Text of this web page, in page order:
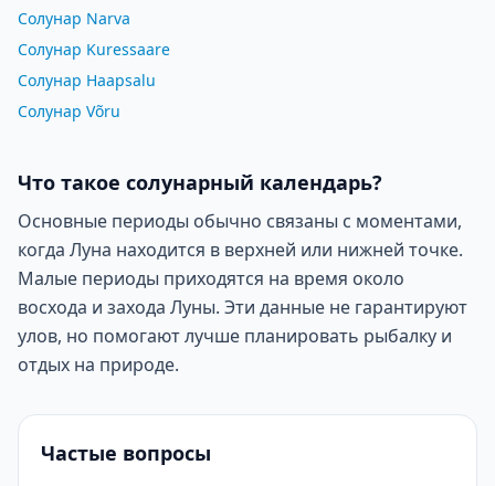
Солунар Narva
Солунар Kuressaare
Солунар Haapsalu
Солунар Võru
Что такое солунарный календарь?
Основные периоды обычно связаны с моментами,
когда Луна находится в верхней или нижней точке.
Малые периоды приходятся на время около
восхода и захода Луны. Эти данные не гарантируют
улов, но помогают лучше планировать рыбалку и
отдых на природе.
Частые вопросы